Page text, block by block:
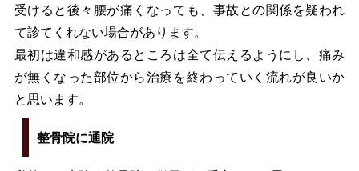
受けると後々腰が痛くなっても、事故との関係を疑われ
て診てくれない場合があります。
最初は違和感があるところは全て伝えるようにし、痛み
が無くなった部位から治療を終わっていく流れが良いか
と思います。
整骨院に通院